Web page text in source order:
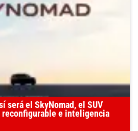
será el SkyNomad, el SUV
e inteligencia